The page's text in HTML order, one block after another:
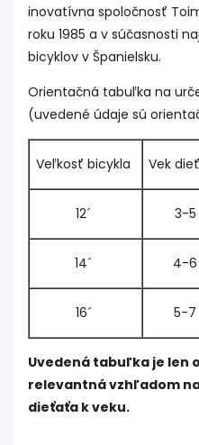
inovatívna spoločnosť
roku 1985 a v súčasnosti
bicyklov v Španielsku.
Orientačná tabuľka na
(uvedené údaje sú
Veľkosť bicykla Vek
12´ 3-5
14´ 4-6
16´ 5-7
Uvedená tabuľka je len
relevantná vzhľadom
dieťaťa k veku.